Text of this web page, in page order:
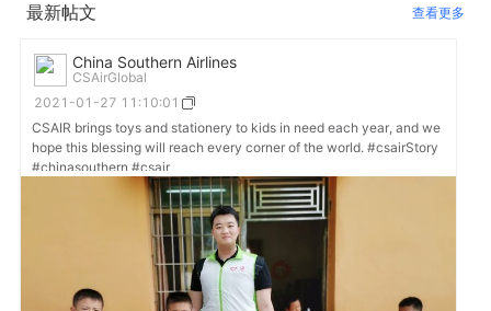
最新帖文 查看更多
China Southern Airlines
CSAirGlobal
2021-01-27 11:10:01
CSAIR brings toys and stationery to kids in need each year, and we
hope this blessing will reach every corner of the world. #csairStory
#chinasouthern #csair